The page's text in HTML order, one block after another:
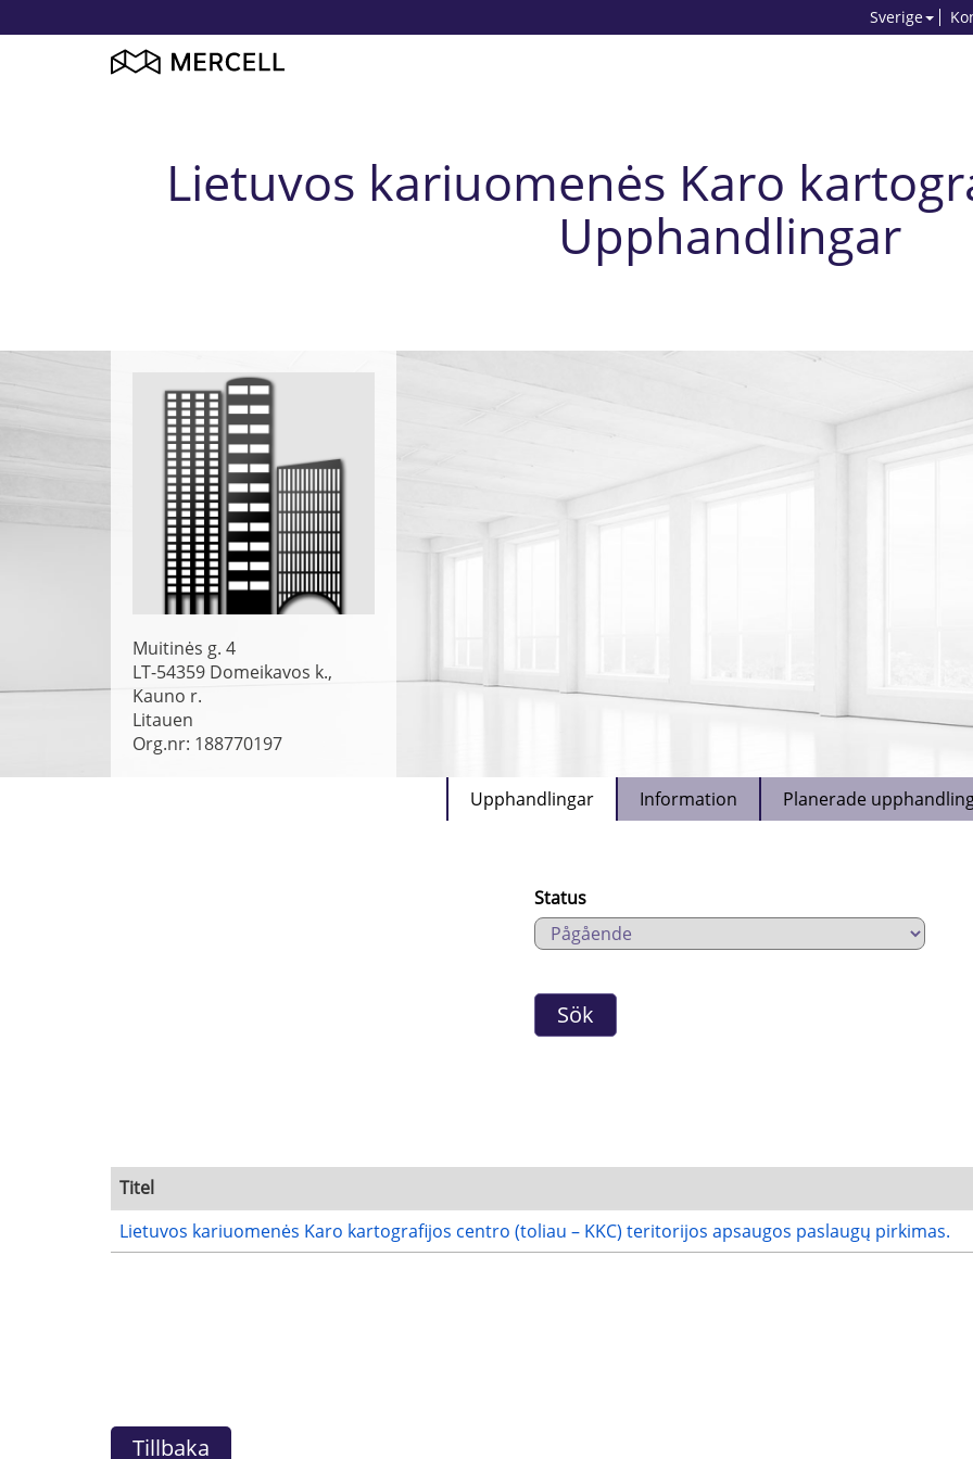
Sverige
Lietuvos kariuomenės Karo
Upphandlingar
Muitinės g. 4
LT-54359 Domeikavos k.,
Kauno r.
Litauen
Org.nr: 188770197
Upphandlingar Information Planerade
Status
Titel
Lietuvos kariuomenės Karo kartografijos centro (toliau – KKC) teritorijos apsaugos paslaugų pirkimas.
Tillbaka